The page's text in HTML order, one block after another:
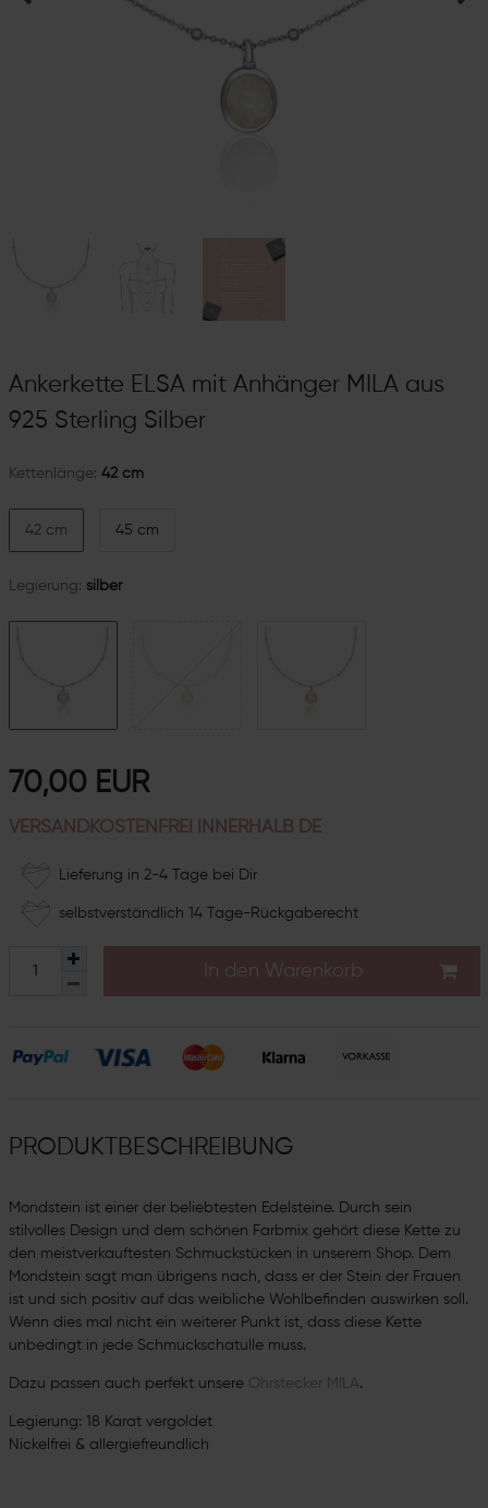
Ankerkette ELSA mit Anhänger MILA aus
925 Sterling Silber
Kettenlänge: 42 cm
42 cm 45 cm
Legierung: silber
70,00 EUR
VERSANDKOSTENFREI INNERHALB DE
Lieferung in 2-4 Tage bei Dir
selbstverständlich 14 Tage-Rückgaberecht
In den Warenkorb
PRODUKTBESCHREIBUNG
Mondstein ist einer der beliebtesten Edelsteine. Durch sein
stilvolles Design und dem schönen Farbmix gehört diese Kette zu
den meistverkauftesten Schmuckstücken in unserem Shop. Dem
Mondstein sagt man übrigens nach, dass er der Stein der Frauen
ist und sich positiv auf das weibliche Wohlbefinden auswirken soll.
Wenn dies mal nicht ein weiterer Punkt ist, dass diese Kette
unbedingt in jede Schmuckschatulle muss.
Dazu passen auch perfekt unsere Ohrstecker MILA.
Legierung: 18 Karat vergoldet
Nickelfrei & allergiefreundlich